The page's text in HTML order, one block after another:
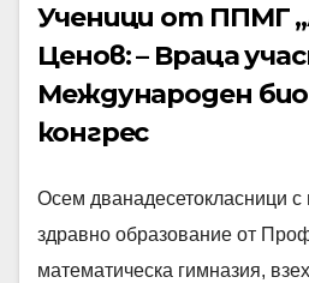
Ученици от ППМГ
Ценов: – Враца
Международен
конгрес
Осем дванадесетокласници
здравно образование от
математическа гимназия,